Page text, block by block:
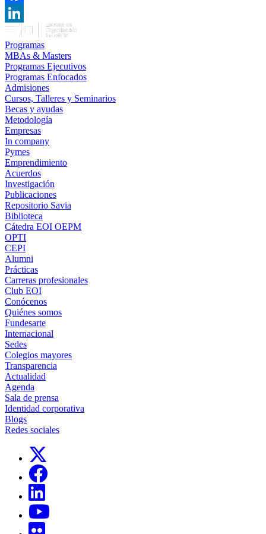
Facebook
LinkedIn
Programas
MBAs & Masters
Programas Ejecutivos
Programas Enfocados
Admisiones
Cursos, Talleres y Seminarios
Becas y ayudas
Metodología
Empresas
In company
Pymes
Emprendimiento
Acuerdos
Investigación
Publicaciones
Repositorio Savia
Biblioteca
Cátedra EOI OEPM
OPTI
CEPI
Alumni
Prácticas
Carreras profesionales
Club EOI
Conócenos
Quiénes somos
Fundesarte
Internacional
Sedes
Colegios mayores
Transparencia
Actualidad
Agenda
Sala de prensa
Identidad corporativa
Blogs
Redes sociales
Links, Opens in this window
Links, Opens in this window
Links, Opens in this window